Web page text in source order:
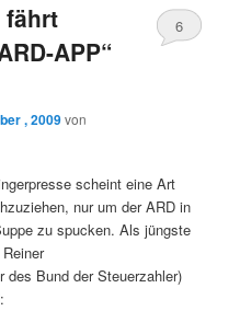
fährt
APP“
, 2009von
6
scheint eine Art
nur um der ARD in
zu spucken. Als jüngste
des Bund der Steuerzahler)